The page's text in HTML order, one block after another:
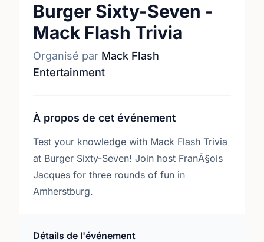
Burger Sixty-Seven -
Mack Flash Trivia
Organisé par Mack Flash
Entertainment
À propos de cet événement
Test your knowledge with Mack Flash Trivia
at Burger Sixty-Seven! Join host FranÃ§ois
Jacques for three rounds of fun in
Amherstburg.
Détails de l'événement